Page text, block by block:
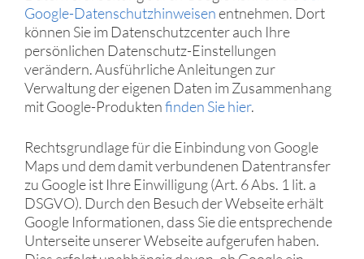
Google-Datenschutzhinweisenentnehmen. Dort
können Sie im Datenschutzcenter auch Ihre
persönlichen Datenschutz-Einstellungen
verändern. Ausführliche Anleitungen zur
Verwaltung der eigenen Daten im Zusammenhang
mit Google-Produktenfinden Sie hier.
Rechtsgrundlage für die Einbindung von Google
Maps und dem damit verbundenen Datentransfer
zu Google ist Ihre Einwilligung (Art. 6 Abs. 1 lit. a
DSGVO). Durch den Besuch der Webseite erhält
Google Informationen, dass Sie die entsprechende
Unterseite unserer Webseite aufgerufen haben.